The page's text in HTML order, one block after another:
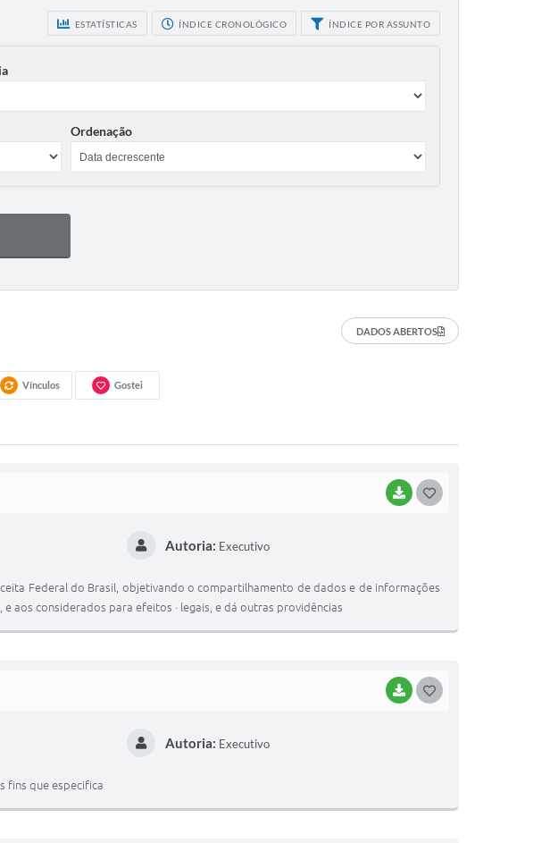
ESTATÍSTICAS ÍNDICE CRONOLÓGICO ÍNDICE POR ASSUNTO
Ordenação
DADOS ABERTOS
Vínculos Gostei
BAIXAR
Autoria: Executivo
Federal do Brasil, objetivando o compartilhamento de dados e de informações
aos considerados para efeitos · legais, e dá outras providências
BAIXAR
Autoria: Executivo
fins que especifica